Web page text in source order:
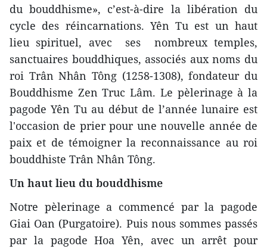
du bouddhisme», c’est-à-dire la libération du
cycle des réincarnations. Yên Tu est un haut
lieu spirituel, avec ses nombreux temples,
sanctuaires bouddhiques, associés aux noms du
roi Trân Nhân Tông (1258-1308), fondateur du
Bouddhisme Zen Truc Lâm. Le pèlerinage à la
pagode Yên Tu au début de l’année lunaire est
l'occasion de prier pour une nouvelle année de
paix et de témoigner la reconnaissance au roi
bouddhiste Trân Nhân Tông.
Un haut lieu du bouddhisme
Notre pèlerinage a commencé par la pagode
Giai Oan (Purgatoire). Puis nous sommes passés
par la pagode Hoa Yên, avec un arrêt pour